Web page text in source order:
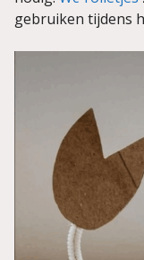
gebruiken tijdens